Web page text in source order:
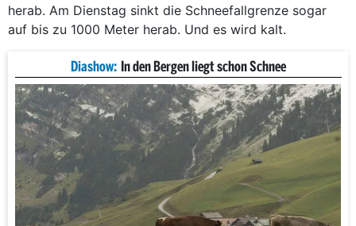
herab. Am Dienstag sinkt die Schneefallgrenze sogar
auf bis zu 1000 Meter herab. Und es wird kalt.
Diashow: In den Bergen liegt schon Schnee